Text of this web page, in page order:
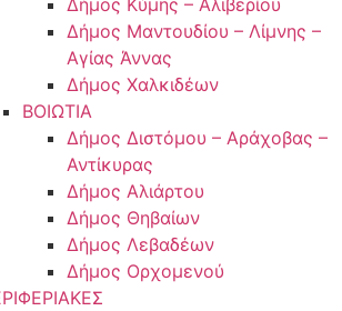
Δήμος Κύμης – Αλιβερίου
Δήμος Μαντουδίου – Λίμνης –
Αγίας Άννας
Δήμος Χαλκιδέων
ΒΟΙΩΤΙΑ
Δήμος Διστόμου – Αράχοβας –
Αντίκυρας
Δήμος Αλιάρτου
Δήμος Θηβαίων
Δήμος Λεβαδέων
Δήμος Ορχομενού